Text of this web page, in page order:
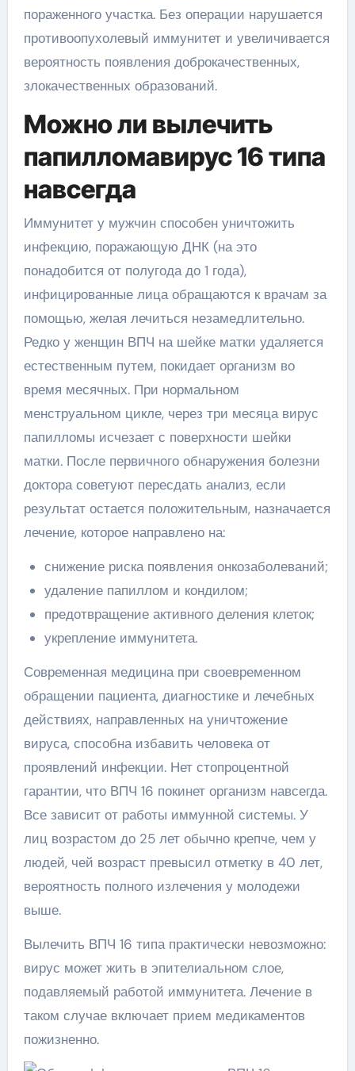
пораженного участка. Без операции нарушается
противоопухолевый иммунитет и увеличивается
вероятность появления доброкачественных,
злокачественных образований.
Можно ли вылечить
папилломавирус 16 типа
навсегда
Иммунитет у мужчин способен уничтожить
инфекцию, поражающую ДНК (на это
понадобится от полугода до 1 года),
инфицированные лица обращаются к врачам за
помощью, желая лечиться незамедлительно.
Редко у женщин ВПЧ на шейке матки удаляется
естественным путем, покидает организм во
время месячных. При нормальном
менструальном цикле, через три месяца вирус
папилломы исчезает с поверхности шейки
матки. После первичного обнаружения болезни
доктора советуют пересдать анализ, если
результат остается положительным, назначается
лечение, которое направлено на:
снижение риска появления онкозаболеваний;
удаление папиллом и кондилом;
предотвращение активного деления клеток;
укрепление иммунитета.
Современная медицина при своевременном
обращении пациента, диагностике и лечебных
действиях, направленных на уничтожение
вируса, способна избавить человека от
проявлений инфекции. Нет стопроцентной
гарантии, что ВПЧ 16 покинет организм навсегда.
Все зависит от работы иммунной системы. У
лиц возрастом до 25 лет обычно крепче, чем у
людей, чей возраст превысил отметку в 40 лет,
вероятность полного излечения у молодежи
выше.
Вылечить ВПЧ 16 типа практически невозможно:
вирус может жить в эпителиальном слое,
подавляемый работой иммунитета. Лечение в
таком случае включает прием медикаментов
пожизненно.